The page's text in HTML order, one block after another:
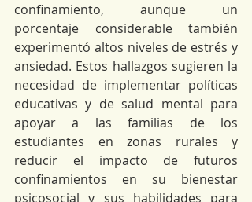
confinamiento, aunque un
porcentaje considerable también
experimentó altos niveles de estrés y
ansiedad. Estos hallazgos sugieren la
necesidad de implementar políticas
educativas y de salud mental para
apoyar a las familias de los
estudiantes en zonas rurales y
reducir el impacto de futuros
confinamientos en su bienestar
psicosocial y sus habilidades para